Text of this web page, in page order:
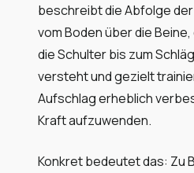
beschreibt die Abfolge
vom Boden über die
die Schulter bis zum
versteht und gezielt
Aufschlag erheblich
Kraft aufzuwenden.
Konkret bedeutet das: Zu